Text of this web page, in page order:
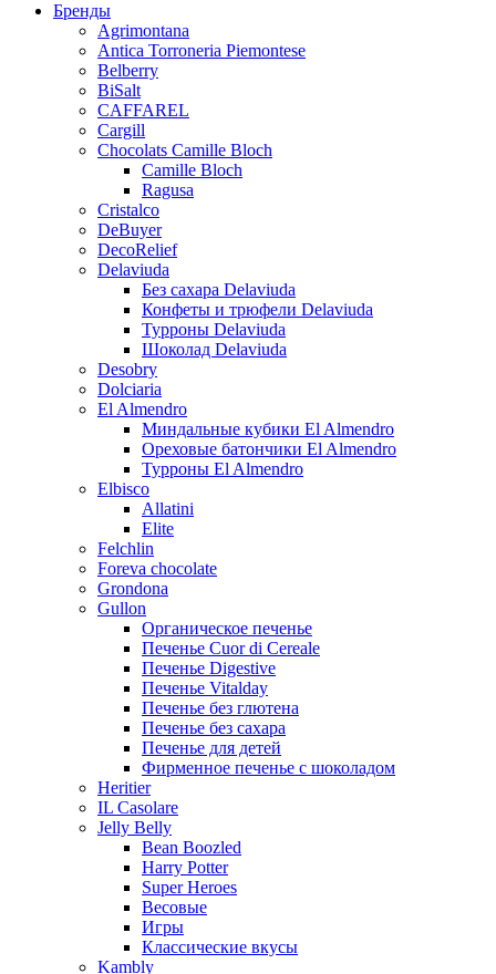
Бренды
Agrimontana
Antica Torroneria Piemontese
Belberry
BiSalt
CAFFAREL
Cargill
Chocolats Camille Bloch
Camille Bloch
Ragusa
Cristalco
DeBuyer
DecoRelief
Delaviuda
Без сахара Delaviuda
Конфеты и трюфели Delaviuda
Турроны Delaviuda
Шоколад Delaviuda
Desobry
Dolciaria
El Almendro
Миндальные кубики El Almendro
Ореховые батончики El Almendro
Турроны El Almendro
Elbisco
Allatini
Elite
Felchlin
Foreva chocolate
Grondona
Gullon
Органическое печенье
Печенье Cuor di Cereale
Печенье Digestive
Печенье Vitalday
Печенье без глютена
Печенье без сахара
Печенье для детей
Фирменное печенье с шоколадом
Heritier
IL Casolare
Jelly Belly
Bean Boozled
Harry Potter
Super Heroes
Весовые
Игры
Классические вкусы
Kambly